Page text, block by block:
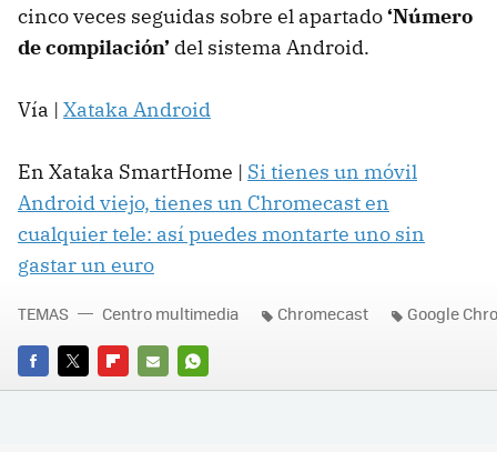
cinco veces seguidas sobre el apartado‘Número
de compilación’ del sistema Android.
Vía | Xataka Android
En Xataka SmartHome | Si tienes un móvil
Android viejo, tienes un Chromecast en
cualquier tele: así puedes montarte uno sin
gastar un euro
FACEBOOK
TWITTERFLIPBOARD
E-
WHATSAPP
TEMAS Centro multimedia Chromecast Google